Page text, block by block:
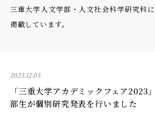
三重大学人文学部・人文社会科学研究科
掲載しています。
2023.12.05
「三重大学アカデミックフェア2023
部生が個別研究発表を行いました